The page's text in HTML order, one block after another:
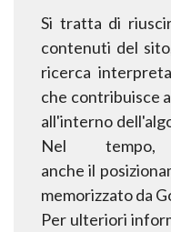
Si tratta di
contenuti del
ricerca
che contribuisce
all'interno
Nel
tempo,
anche il
memorizzato da
Per ulteriori